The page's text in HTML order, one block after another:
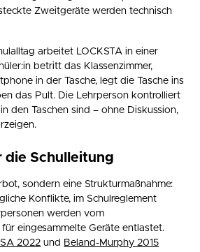
Zweitgeräte werden technisch
arbeitet LOCKSTA in einer
betritt das Klassenzimmer,
in der Tasche, legt die Tasche ins
das Pult. Die Lehrperson kontrolliert
den Taschen sind – ohne Diskussion,
Schulleitung
sondern eine Strukturmaßnahme:
Konflikte, im Schulreglement
werden vom
eingesammelte Geräte entlastet.
2022 und Beland-Murphy 2015